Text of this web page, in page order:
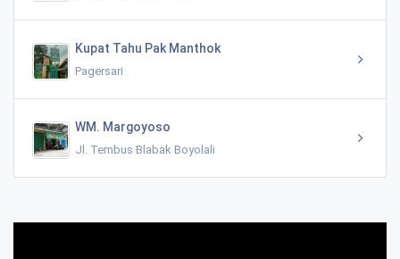
Kupat Tahu Pak Manthok
Pagersari
WM. Margoyoso
Jl. Tembus Blabak Boyolali